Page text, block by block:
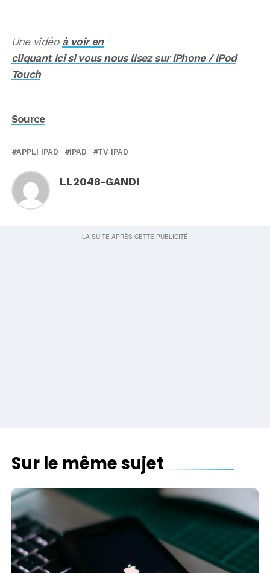
Une vidéo à voir en
cliquant ici si vous nous lisez sur iPhone / iPod
Touch
Source
APPLI IPAD IPAD TV IPAD
LL2048-GANDI
Sur le même sujet